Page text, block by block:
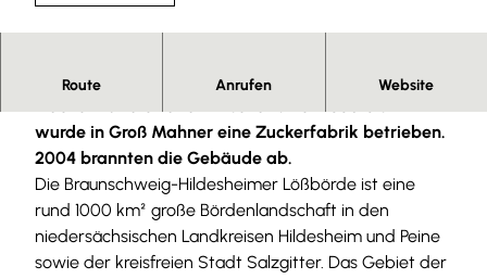
Route Anrufen Website
Die Industriestadt Salzgitter bietet hervorragende
wurde in Groß Mahner eine Zuckerfabrik betrieben.
2004 brannten die Gebäude ab.
Die Braunschweig-Hildesheimer Lößbörde ist eine
rund 1000 km² große Bördenlandschaft in den
niedersächsischen Landkreisen Hildesheim und Peine
sowie der kreisfreien Stadt Salzgitter. Das Gebiet der